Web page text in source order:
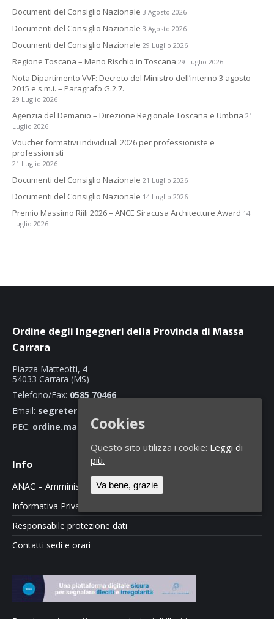
Documenti del Consiglio Nazionale 3 Agosto 2026
Documenti del Consiglio Nazionale 3 Agosto 2026
Documenti del Consiglio Nazionale 29 Luglio 2026
Regione Toscana – Meno Rischio in Toscana 29 Luglio 2026
Nota Dipartimento VVF: Decreto del Ministro dell’interno 3 agosto
2015 e s.m.i. – Paragrafo G.2.7.
29 Luglio 2026
Agenzia del Demanio – Direzione Regionale Toscana e Umbria 21
Luglio 2026
Voucher formativi individuali 2026 per professioniste e
professionisti
21 Luglio 2026
Documenti del Consiglio Nazionale 21 Luglio 2026
Documenti del Consiglio Nazionale 14 Luglio 2026
Premio Massimo Riili 2026 – ANCE Siracusa Architecture Award 14
Luglio 2026
Ordine degli Ingegneri della Provincia di Massa
Carrara
Piazza Matteotti, 4
54033 Carrara (MS)
Telefono/Fax: 0585 70466
Email: segreteria@ordineingegnerimassacarrara.it
PEC: ordine.massacarrara@ingpec.eu
Info
ANAC – Amministrazione Trasparente
Informativa Privacy e Cookie Policy
Responsabile protezione dati
Contatti sedi e orari
Cookies
Questo sito utilizza i cookie: Leggi di
più.
Va bene, grazie